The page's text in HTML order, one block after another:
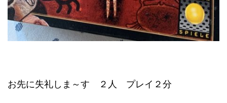
お先に失礼しま～す ２人 プレイ２分